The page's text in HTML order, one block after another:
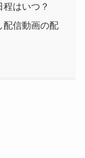
はいつ？
配信動画の配